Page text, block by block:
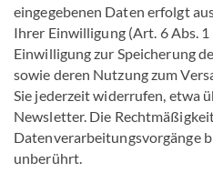
eingegebenen Daten erfolgt
Ihrer Einwilligung (Art. 6 Abs.
Einwilligung zur Speicherung
sowie deren Nutzung zum
Sie jederzeit widerrufen, etwa
Newsletter. Die
Datenverarbeitungsvorgänge
unberührt.